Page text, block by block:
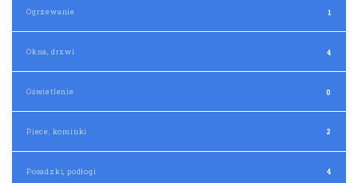
Ogrzewanie 1
Okna, drzwi 4
Oświetlenie 0
Piece, kominki 2
Posadzki, podłogi 4